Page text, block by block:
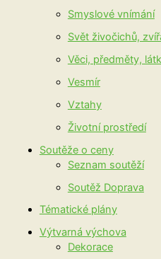
Smyslové vnímání
Svět živočichů,
Věci, předměty,
Vesmír
Vztahy
Životní prostředí
Soutěže o ceny
Seznam soutěží
Soutěž Doprava
Tématické plány
Výtvarná výchova
Dekorace